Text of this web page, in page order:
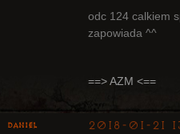
odc 124 calkiem
zapowiada ^^
==> AZM <==
Daniel 2018-01-21